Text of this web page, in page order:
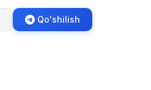
Qo'shilish